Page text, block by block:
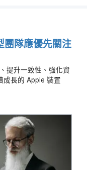
團隊應優先關注
提升一致性、強化資
成長的 Apple 裝置